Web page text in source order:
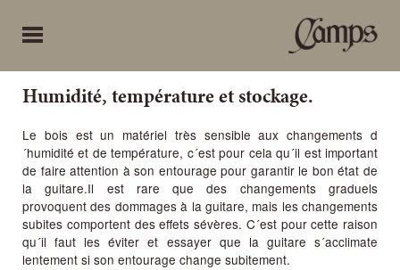
Humidité, température et stockage.
Le bois est un matériel très sensible aux changements d
´humidité et de température, c´est pour cela qu´il est important
de faire attention à son entourage pour garantir le bon état de
la guitare.​Il est rare que des changements graduels
provoquent des dommages à la guitare, mais les changements
subites comportent des effets sévères. C´est pour cette raison
qu´il faut les éviter et essayer que la guitare s´acclimate
lentement si son entourage change subitement.